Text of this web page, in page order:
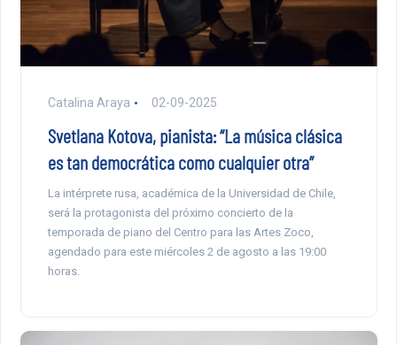
Catalina Araya 02-09-2025
Svetlana Kotova, pianista: “La música clásica
es tan democrática como cualquier otra”
La intérprete rusa, académica de la Universidad de Chile,
será la protagonista del próximo concierto de la
temporada de piano del Centro para las Artes Zoco,
agendado para este miércoles 2 de agosto a las 19:00
horas.